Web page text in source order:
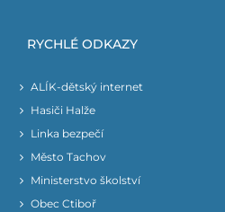
RYCHLÉ ODKAZY
ALÍK-dětský internet
Hasiči Halže
Linka bezpečí
Město Tachov
Ministerstvo školství
Obec Ctiboř